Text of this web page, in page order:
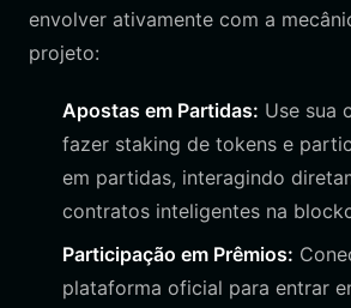
envolver ativamente com a
projeto:
Apostas em Partidas: Use sua
fazer staking de tokens e
em partidas, interagindo
contratos inteligentes na
Participação em Prêmios:
plataforma oficial para entrar